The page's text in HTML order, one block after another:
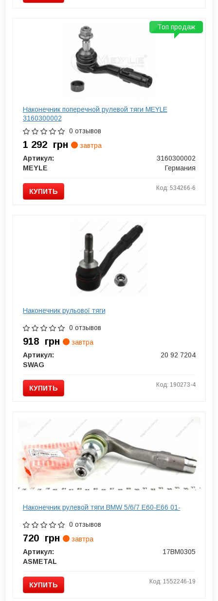
Наконечник поперечной рулевой тяги MEYLE
3160300002
0 отзывов
1 292 грн
завтра
Артикул:
3160300002
MEYLE
Германия
КУПИТЬ Код: 534266-6
Топ продаж
Наконечник рульової тяги
0 отзывов
918 грн
завтра
Артикул:
20 92 7204
SWAG
КУПИТЬ Код: 190273-4
Наконечник рулевой тяги BMW 5/6/7 E60-E66 01-
0 отзывов
720 грн
завтра
Артикул:
17BM0305
ASMETAL
КУПИТЬ Код: 1552246-19